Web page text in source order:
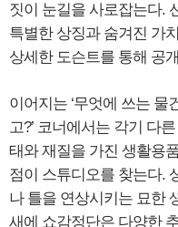
짓이 눈길을 사로잡는다.
특별한 상징과 숨겨진 가
상세한 도슨트를 통해 공
이어지는 ‘무엇에 쓰는 물
고?’ 코너에서는 각기 다른
태와 재질을 가진 생활용
점이 스튜디오를 찾는다.
나 틀을 연상시키는 묘한
새에 쇼감정단은 다양한